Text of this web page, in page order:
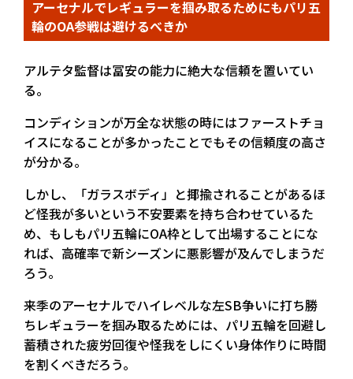
アーセナルでレギュラーを掴み取るためにもパリ五
輪のOA参戦は避けるべきか
アルテタ監督は冨安の能力に絶大な信頼を置いてい
る。
コンディションが万全な状態の時にはファーストチョ
イスになることが多かったことでもその信頼度の高さ
が分かる。
しかし、「ガラスボディ」と揶揄されることがあるほ
ど怪我が多いという不安要素を持ち合わせているた
め、もしもパリ五輪にOA枠として出場することにな
れば、高確率で新シーズンに悪影響が及んでしまうだ
ろう。
来季のアーセナルでハイレベルな左SB争いに打ち勝
ちレギュラーを掴み取るためには、パリ五輪を回避し
蓄積された疲労回復や怪我をしにくい身体作りに時間
を割くべきだろう。